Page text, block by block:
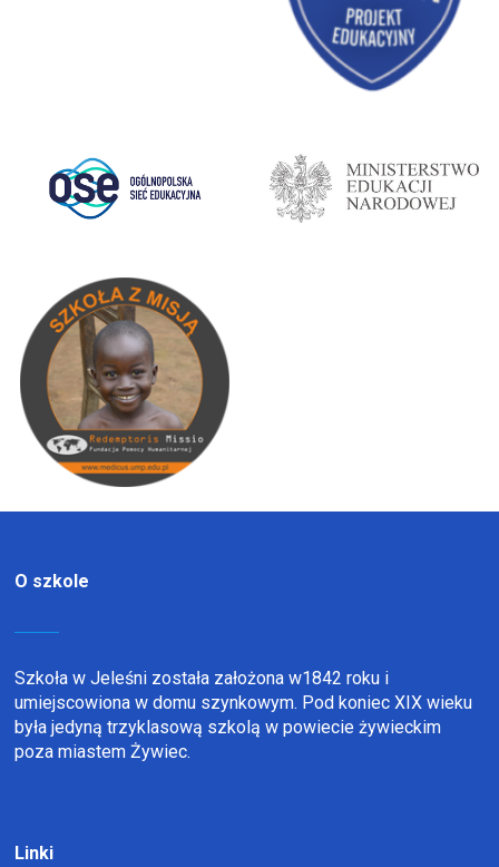
O szkole
Szkoła w Jeleśni została założona w1842 roku i
umiejscowiona w domu szynkowym. Pod koniec XIX wieku
była jedyną trzyklasową szkolą w powiecie żywieckim
poza miastem Żywiec.
Linki